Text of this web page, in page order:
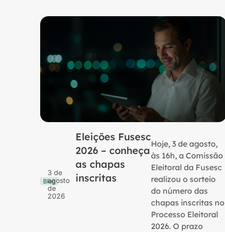
Blog
3 de
agosto
de
2026
Eleições Fusesc
2026 – conheça
as chapas
inscritas
Hoje, 3 de agosto,
às 16h, a Comissão
Eleitoral da Fusesc
realizou o sorteio
do número das
chapas inscritas no
Processo Eleitoral
2026. O prazo